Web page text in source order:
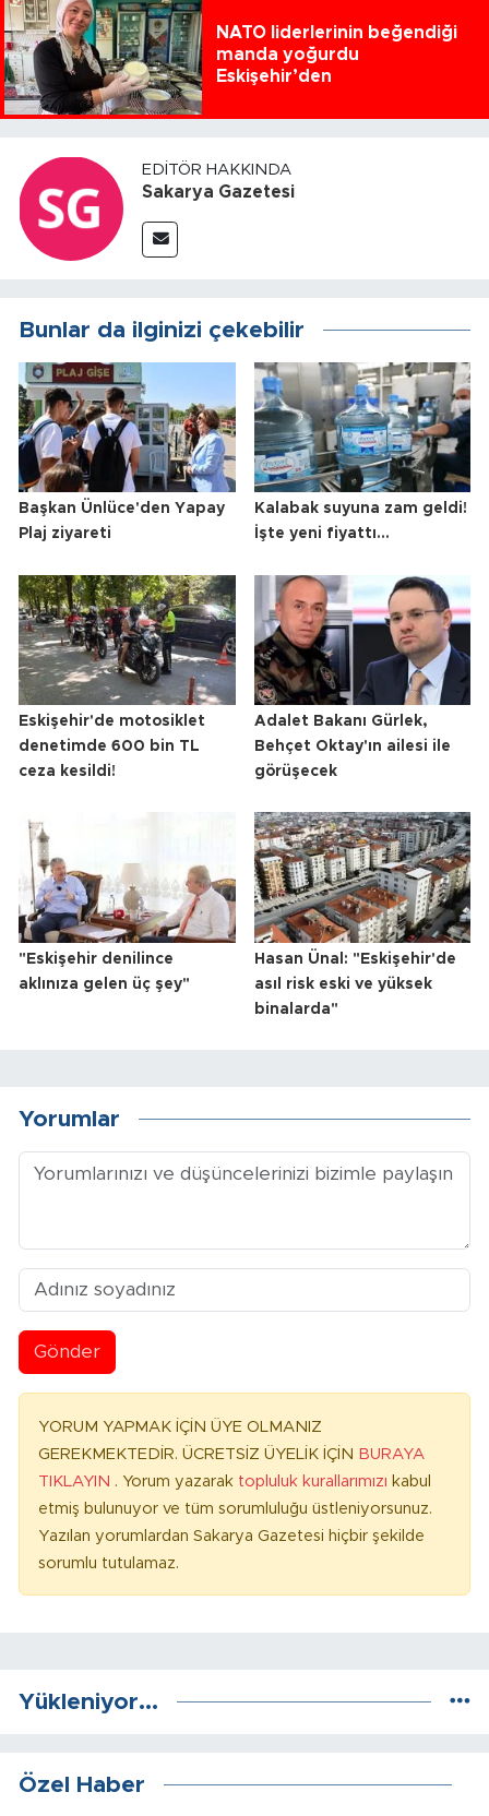
NATO liderlerinin beğendiği
manda yoğurdu
Eskişehir’den
EDITÖR HAKKINDA
Sakarya Gazetesi
Bunlar da ilginizi çekebilir
Başkan Ünlüce'den Yapay
Plaj ziyareti
Kalabak suyuna zam geldi!
İşte yeni fiyattı...
Eskişehir'de motosiklet
denetimde 600 bin TL
ceza kesildi!
Adalet Bakanı Gürlek,
Behçet Oktay'ın ailesi ile
görüşecek
"Eskişehir denilince
aklınıza gelen üç şey"
Hasan Ünal: "Eskişehir'de
asıl risk eski ve yüksek
binalarda"
Yorumlar
Gönder
YORUM YAPMAK İÇİN ÜYE OLMANIZ
GEREKMEKTEDİR. ÜCRETSİZ ÜYELİK İÇİN BURAYA
TIKLAYIN . Yorum yazarak topluluk kurallarımızı kabul
etmiş bulunuyor ve tüm sorumluluğu üstleniyorsunuz.
Yazılan yorumlardan Sakarya Gazetesi hiçbir şekilde
sorumlu tutulamaz.
Yükleniyor...
Özel Haber